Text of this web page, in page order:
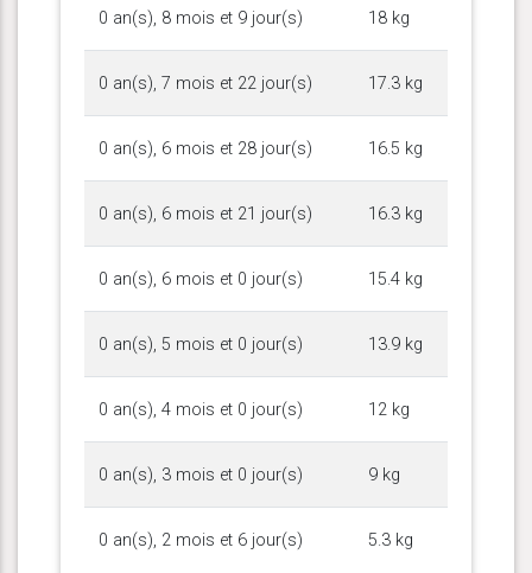
0 an(s), 8 mois et 9 jour(s) 18 kg
0 an(s), 7 mois et 22 jour(s) 17.3 kg
0 an(s), 6 mois et 28 jour(s) 16.5 kg
0 an(s), 6 mois et 21 jour(s) 16.3 kg
0 an(s), 6 mois et 0 jour(s) 15.4 kg
0 an(s), 5 mois et 0 jour(s) 13.9 kg
0 an(s), 4 mois et 0 jour(s) 12 kg
0 an(s), 3 mois et 0 jour(s) 9 kg
0 an(s), 2 mois et 6 jour(s) 5.3 kg